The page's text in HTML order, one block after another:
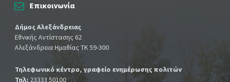
Επικοινωνία
Δήμος Αλεξάνδρειας
Εθνικής Αντίστασης 62
Αλεξάνδρεια Ημαθίας ΤΚ 59-300
Τηλεφωνικό κέντρο, γραφείο ενημέρωσης πολιτών
Τηλ: 23333 50100